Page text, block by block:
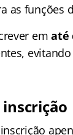
as funções
ematé